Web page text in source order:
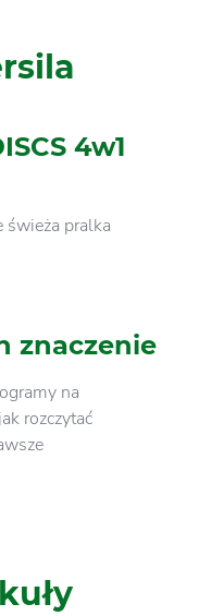
4w1
świeża pralka
znaczenie
na
rozczytać